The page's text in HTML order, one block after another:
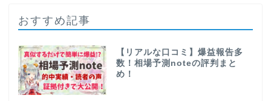
おすすめ記事
【リアルな口コミ】爆益報告多
数！相場予測noteの評判まと
め！